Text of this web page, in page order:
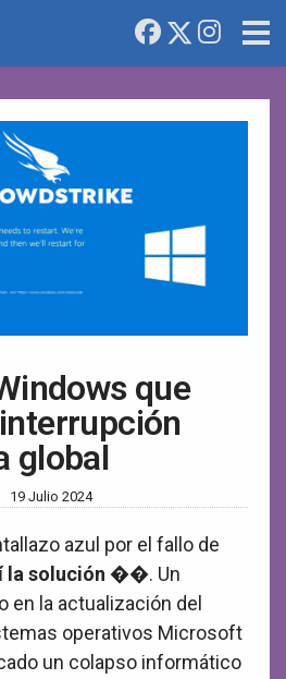
que
global
19 Julio 2024
azul por el fallo de
la solución ��. Un
en la actualización del
operativos Microsoft
un colapso informático